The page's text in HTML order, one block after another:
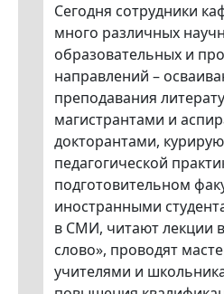
Сегодня сотрудники
много различных
образовательных и
направлений –
преподавания
магистрантами и
докторантами,
педагогической
подготовительном
иностранными
в СМИ, читают лекции
слово», проводят
учителями и